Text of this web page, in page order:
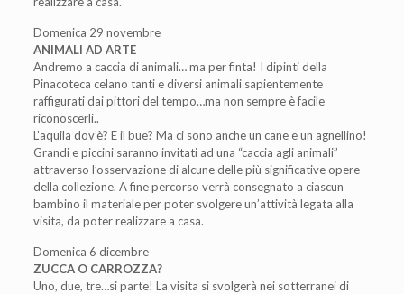
Domenica 29 novembre
ANIMALI AD ARTE
Andremo a caccia di animali… ma per finta! I dipinti della
Pinacoteca celano tanti e diversi animali sapientemente
raffigurati dai pittori del tempo…ma non sempre è facile
riconoscerli..
L’aquila dov’è? E il bue? Ma ci sono anche un cane e un agnellino!
Grandi e piccini saranno invitati ad una “caccia agli animali”
attraverso l’osservazione di alcune delle più significative opere
della collezione. A fine percorso verrà consegnato a ciascun
bambino il materiale per poter svolgere un’attività legata alla
visita, da poter realizzare a casa.
Domenica 6 dicembre
ZUCCA O CARROZZA?
Uno, due, tre…si parte! La visita si svolgerà nei sotterranei di